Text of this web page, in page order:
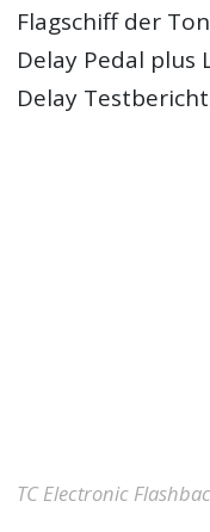
Flagschiff der
Delay Pedal plus
Delay
TC Electronic